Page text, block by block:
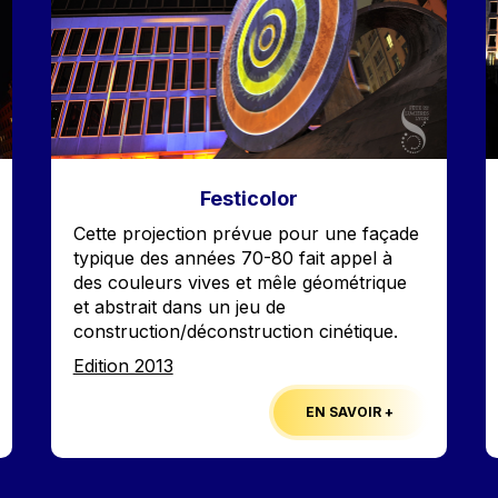
Festicolor
Accroche
Cette projection prévue pour une façade
typique des années 70-80 fait appel à
des couleurs vives et mêle géométrique
et abstrait dans un jeu de
construction/déconstruction cinétique.
Edition
Edition 2013
EN SAVOIR +